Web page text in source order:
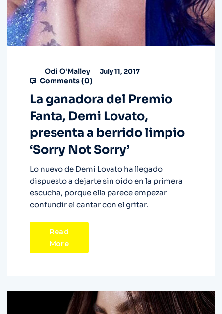
Odi O'Malley July 11, 2017
Comments (0)
La ganadora del Premio
Fanta, Demi Lovato,
presenta a berrido limpio
‘Sorry Not Sorry’
Lo nuevo de Demi Lovato ha llegado
dispuesto a dejarte sin oído en la primera
escucha, porque ella parece empezar
confundir el cantar con el gritar.
Read
More